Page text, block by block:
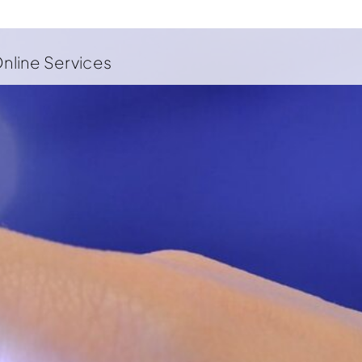
Services